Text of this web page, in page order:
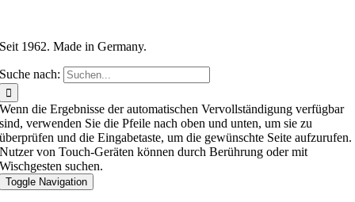
Seit 1962. Made in Germany.
Suche nach:
Wenn die Ergebnisse der automatischen Vervollständigung verfügbar
sind, verwenden Sie die Pfeile nach oben und unten, um sie zu
überprüfen und die Eingabetaste, um die gewünschte Seite aufzurufen.
Nutzer von Touch-Geräten können durch Berührung oder mit
Wischgesten suchen.
Toggle Navigation